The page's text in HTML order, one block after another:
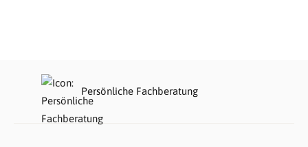
Persönliche Fachberatung